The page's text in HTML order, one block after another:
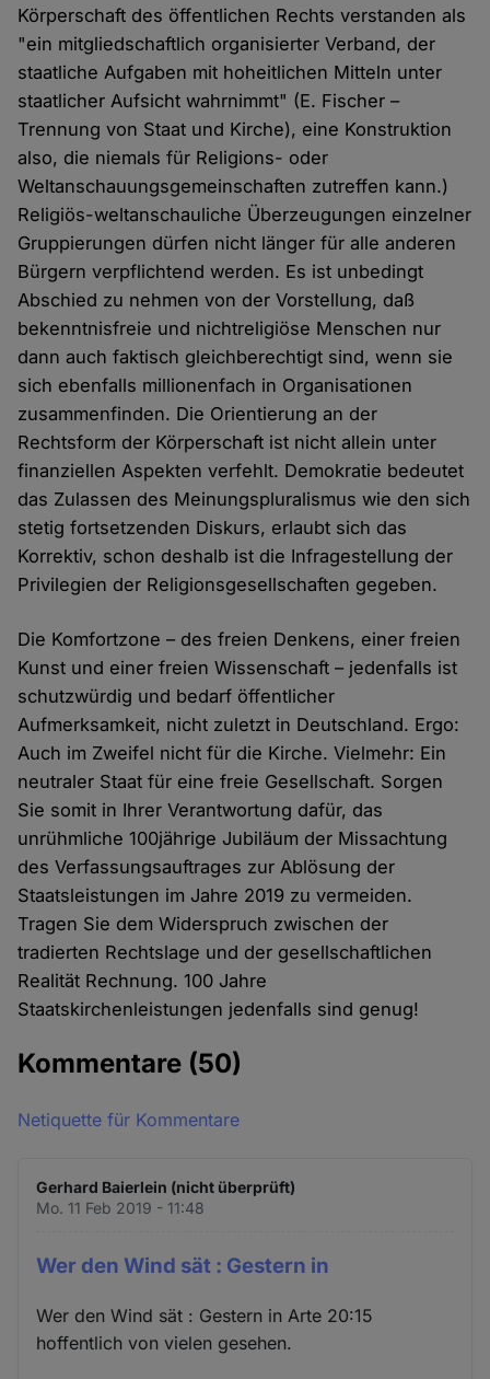
Körperschaft des öffentlichen Rechts verstanden als
"ein mitgliedschaftlich organisierter Verband, der
staatliche Aufgaben mit hoheitlichen Mitteln unter
staatlicher Aufsicht wahrnimmt" (E. Fischer –
Trennung von Staat und Kirche), eine Konstruktion
also, die niemals für Religions- oder
Weltanschauungsgemeinschaften zutreffen kann.)
Religiös-weltanschauliche Überzeugungen einzelner
Gruppierungen dürfen nicht länger für alle anderen
Bürgern verpflichtend werden. Es ist unbedingt
Abschied zu nehmen von der Vorstellung, daß
bekenntnisfreie und nichtreligiöse Menschen nur
dann auch faktisch gleichberechtigt sind, wenn sie
sich ebenfalls millionenfach in Organisationen
zusammenfinden. Die Orientierung an der
Rechtsform der Körperschaft ist nicht allein unter
finanziellen Aspekten verfehlt. Demokratie bedeutet
das Zulassen des Meinungspluralismus wie den sich
stetig fortsetzenden Diskurs, erlaubt sich das
Korrektiv, schon deshalb ist die Infragestellung der
Privilegien der Religionsgesellschaften gegeben.
Die Komfortzone – des freien Denkens, einer freien
Kunst und einer freien Wissenschaft – jedenfalls ist
schutzwürdig und bedarf öffentlicher
Aufmerksamkeit, nicht zuletzt in Deutschland. Ergo:
Auch im Zweifel nicht für die Kirche. Vielmehr: Ein
neutraler Staat für eine freie Gesellschaft. Sorgen
Sie somit in Ihrer Verantwortung dafür, das
unrühmliche 100jährige Jubiläum der Missachtung
des Verfassungsauftrages zur Ablösung der
Staatsleistungen im Jahre 2019 zu vermeiden.
Tragen Sie dem Widerspruch zwischen der
tradierten Rechtslage und der gesellschaftlichen
Realität Rechnung. 100 Jahre
Staatskirchenleistungen jedenfalls sind genug!
Kommentare (50)
Netiquette für Kommentare
Gerhard Baierlein (nicht überprüft)
Mo. 11 Feb 2019 - 11:48
Wer den Wind sät : Gestern in
Wer den Wind sät : Gestern in Arte 20:15
hoffentlich von vielen gesehen.